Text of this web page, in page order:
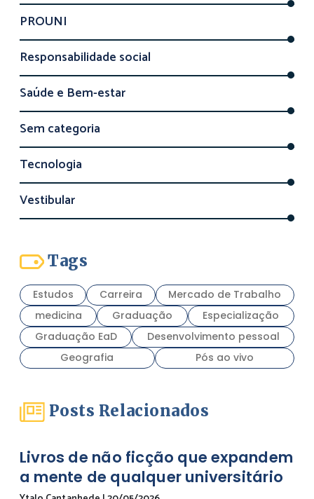
PROUNI
Responsabilidade social
Saúde e Bem-estar
Sem categoria
Tecnologia
Vestibular
Tags
Estudos Carreira
Mercado de Trabalho
medicina
Graduação
Especialização
Graduação EaD
Desenvolvimento pessoal
Geografia
Pós ao vivo
Posts Relacionados
Livros de não ficção que expandem
a mente de qualquer universitário